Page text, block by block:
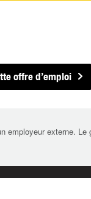
offre d’emploi
employeur externe.